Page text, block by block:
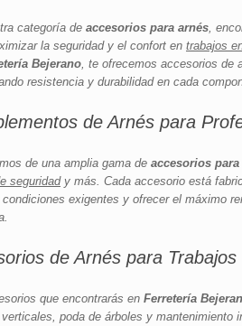
categoría de accesorios para arnés ,
la seguridad y el confort en trabajos
Bejerano , te ofrecemos accesorios
resistencia y durabilidad en cada
de Arnés para
de una amplia gama de accesorios para
seguridady más. Cada accesorio está
condiciones exigentes y ofrecer el máximo
de Arnés para
que encontrarás en Ferretería
poda de árboles y mantenimiento